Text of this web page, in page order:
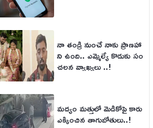
నా తండ్రి నుంచే నాకు ప్రాణహా
ని ఉంది.. ఎమ్మెల్యే కొడుకు సం
చలన వ్యాఖ్యలు ..!
మద్యం మత్తులో మెడికోపై కారు
ఎక్కించిన తాగుబోతులు..!